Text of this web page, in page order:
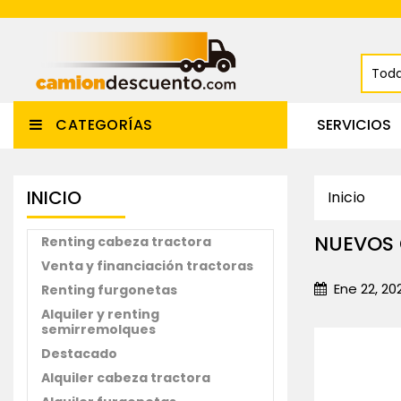
SERVICIOS
CATEGORÍAS
INICIO
Renting cabeza tractora
Venta y financiación tractoras
Renting furgonetas
Alquiler y renting
semirremolques
Destacado
Alquiler cabeza tractora
Inicio
Ene 22,